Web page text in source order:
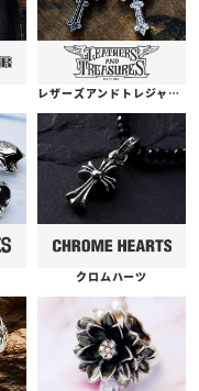
レザーズアンドトレジャーズ
クロムハーツ